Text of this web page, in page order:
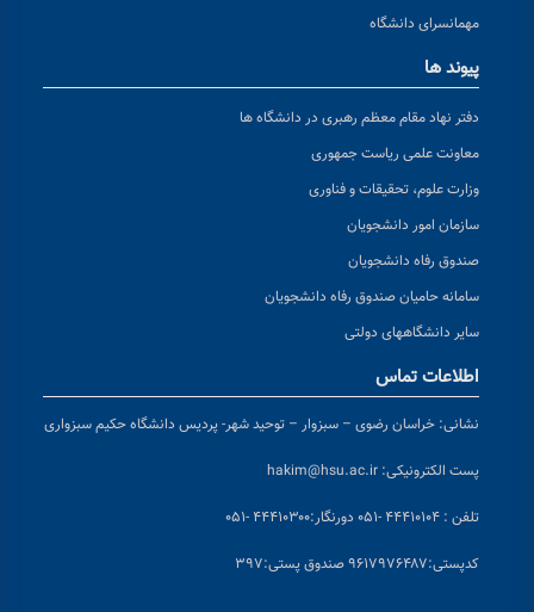
مهمانسرای دانشگاه
پیوند ها
دفتر نهاد مقام معظم رهبری در دانشگاه ها
معاونت علمی ریاست جمهوری
وزارت علوم، تحقیقات و فناوری
سازمان امور دانشجویان
صندوق رفاه دانشجویان
سامانه حامیان صندوق رفاه دانشجویان
سایر دانشگاههای دولتی
اطلاعات تماس
نشانی: خراسان رضوی – سبزوار – توحید شهر- پردیس دانشگاه حکیم سبزواری
پست الکترونیکی: hakim@hsu.ac.ir
تلفن : ۴۴۴۱۰۱۰۴ -۰۵۱ دورنگار:۴۴۴۱۰۳۰۰ -۰۵۱
کدپستی:۹۶۱۷۹۷۶۴۸۷ صندوق پستی:۳۹۷